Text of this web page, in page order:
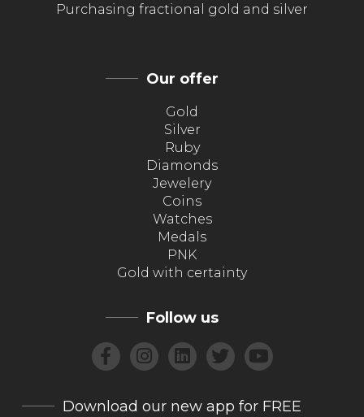
Purchasing fractional gold and silver
Our offer
Gold
Silver
Ruby
Diamonds
Jewelery
Coins
Watches
Medals
PNK
Gold with certainty
Follow us
Download our new app for FREE